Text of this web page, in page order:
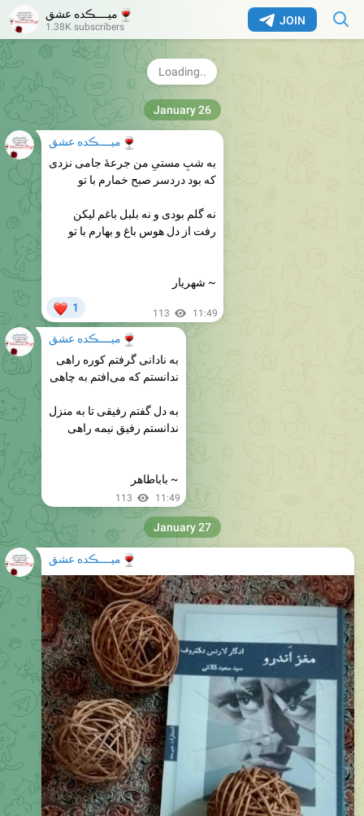
JOIN
🍷میــــڪده عشق
1.38K subscribers گاهی خودت را زندگی کن...
🍷میــــڪده عشق
به شبِ مستیِ من جرعۀ جامی نزدی
که بود دردسر صبح خمارم با تو
نه گلم بودی و نه بلبل باغم لیکن
رفت از دل هوس باغ و بهارم با تو
~ شهریار
1 113 11:49
January 26
🍷میــــڪده عشق
به نادانی گرفتم کوره راهی
ندانستم که می‌افتم به چاهی
به دل گفتم رفیقی تا به منزل
ندانستم رفیق نیمه راهی
~ باباطاهر
113 11:49
🍷میــــڪده عشق
January 27